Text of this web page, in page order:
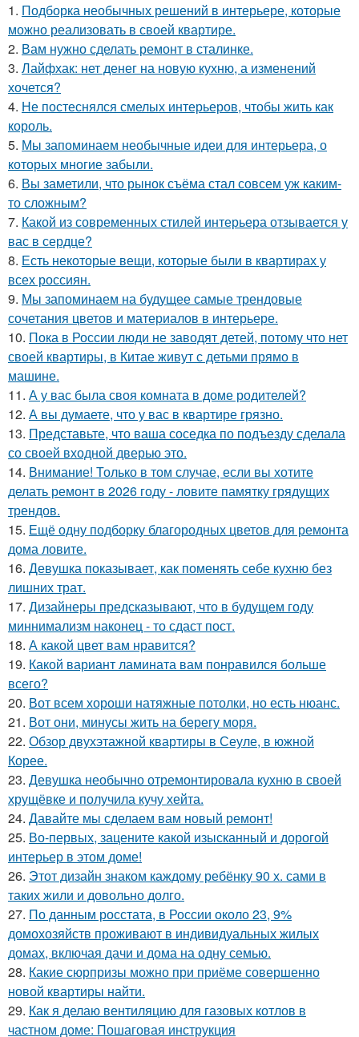
1. Подборка необычных решений в интерьере, которые
можно реализовать в своей квартире.
2. Вам нужно сделать ремонт в сталинке.
3. Лайфхак: нет денег на новую кухню, а изменений
хочется?
4. Не постеснялся смелых интерьеров, чтобы жить как
король.
5. Мы запоминаем необычные идеи для интерьера, о
которых многие забыли.
6. Вы заметили, что рынок съёма стал совсем уж каким-
то сложным?
7. Какой из современных стилей интерьера отзывается у
вас в сердце?
8. Есть некоторые вещи, которые были в квартирах у
всех россиян.
9. Мы запоминаем на будущее самые трендовые
сочетания цветов и материалов в интерьере.
10. Пока в России люди не заводят детей, потому что нет
своей квартиры, в Китае живут с детьми прямо в
машине.
11. А у вас была своя комната в доме родителей?
12. А вы думаете, что у вас в квартире грязно.
13. Представьте, что ваша соседка по подъезду сделала
со своей входной дверью это.
14. Внимание! Только в том случае, если вы хотите
делать ремонт в 2026 году - ловите памятку грядущих
трендов.
15. Ещё одну подборку благородных цветов для ремонта
дома ловите.
16. Девушка показывает, как поменять себе кухню без
лишних трат.
17. Дизайнеры предсказывают, что в будущем году
миннимализм наконец - то сдаст пост.
18. А какой цвет вам нравится?
19. Какой вариант ламината вам понравился больше
всего?
20. Вот всем хороши натяжные потолки, но есть нюанс.
21. Вот они, минусы жить на берегу моря.
22. Обзор двухэтажной квартиры в Сеуле, в южной
Корее.
23. Девушка необычно отремонтировала кухню в своей
хрущёвке и получила кучу хейта.
24. Давайте мы сделаем вам новый ремонт!
25. Во-первых, зацените какой изысканный и дорогой
интерьер в этом доме!
26. Этот дизайн знаком каждому ребёнку 90 х. сами в
таких жили и довольно долго.
27. По данным росстата, в России около 23, 9%
домохозяйств проживают в индивидуальных жилых
домах, включая дачи и дома на одну семью.
28. Какие сюрпризы можно при приёме совершенно
новой квартиры найти.
29. Как я делаю вентиляцию для газовых котлов в
частном доме: Пошаговая инструкция